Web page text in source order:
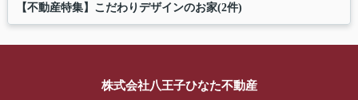
【不動産特集】こだわりデザインのお家(2件)
株式会社八王子ひなた不動産